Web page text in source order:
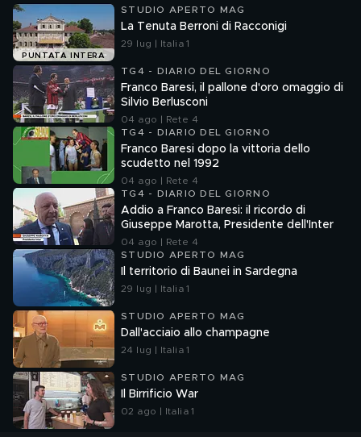
PUNTATA INTERA
STUDIO APERTO MAG
La Tenuta Berroni di Racconigi
29 lug | Italia 1
TG4 - DIARIO DEL GIORNO
Franco Baresi, il pallone d'oro omaggio di
Silvio Berlusconi
04 ago | Rete 4
TG4 - DIARIO DEL GIORNO
Franco Baresi dopo la vittoria dello
scudetto nel 1992
04 ago | Rete 4
TG4 - DIARIO DEL GIORNO
Addio a Franco Baresi: il ricordo di
Giuseppe Marotta, Presidente dell'Inter
04 ago | Rete 4
STUDIO APERTO MAG
Il territorio di Baunei in Sardegna
29 lug | Italia 1
STUDIO APERTO MAG
Dall'acciaio allo champagne
24 lug | Italia 1
STUDIO APERTO MAG
Il Birrificio War
02 ago | Italia 1